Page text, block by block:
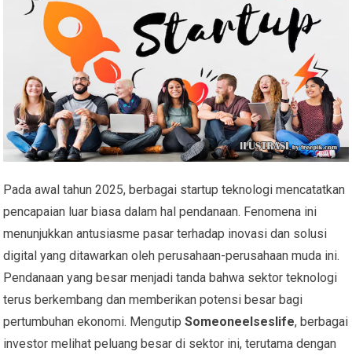
Pada awal tahun 2025, berbagai startup teknologi mencatatkan
pencapaian luar biasa dalam hal pendanaan. Fenomena ini
menunjukkan antusiasme pasar terhadap inovasi dan solusi
digital yang ditawarkan oleh perusahaan-perusahaan muda ini.
Pendanaan yang besar menjadi tanda bahwa sektor teknologi
terus berkembang dan memberikan potensi besar bagi
pertumbuhan ekonomi. MengutipSomeoneelseslife, berbagai
investor melihat peluang besar di sektor ini, terutama dengan